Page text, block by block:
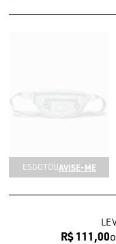
ESGOTOUAVISE-ME
R$ 111,00